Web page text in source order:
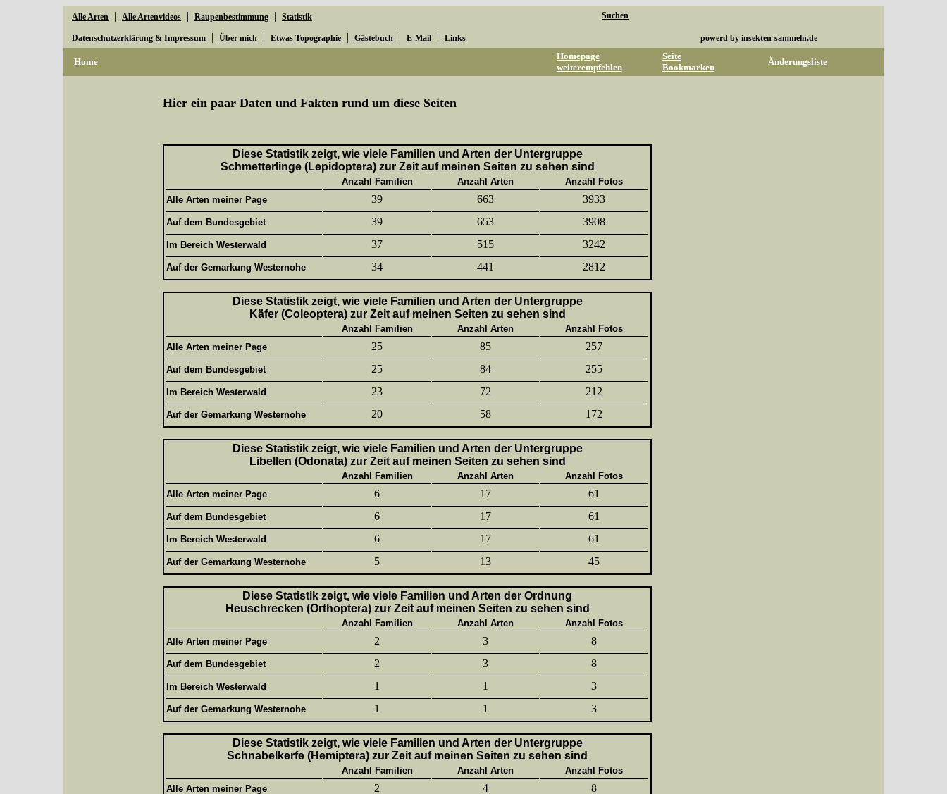
Alle Arten | Alle Artenvideos | Raupenbestimmung | Statistik Suchen
Datenschutzerklärung & Impressum | Über mich | Etwas Topographie | Gästebuch | E-Mail | Links powerd by insekten-sammeln.de
Home
Homepage
weiterempfehlen
Seite
Bookmarken
Änderungsliste
Hier ein paar Daten und Fakten rund um diese Seiten
Diese Statistik zeigt, wie viele Familien und Arten der Untergruppe
Schmetterlinge (Lepidoptera) zur Zeit auf meinen Seiten zu sehen sind
Anzahl Familien Anzahl Arten
Anzahl Fotos
Alle Arten meiner Page
39 663 3933
Auf dem Bundesgebiet 39 653 3908
Im Bereich Westerwald 37 515 3242
Auf der Gemarkung Westernohe 34 441 2812
Diese Statistik zeigt, wie viele Familien und Arten der Untergruppe
Käfer (Coleoptera) zur Zeit auf meinen Seiten zu sehen sind
Anzahl Familien Anzahl Arten
Anzahl Fotos
Alle Arten meiner Page
25 85 257
Auf dem Bundesgebiet 25 84 255
Im Bereich Westerwald 23 72 212
Auf der Gemarkung Westernohe 20 58 172
Diese Statistik zeigt, wie viele Familien und Arten der Untergruppe
Libellen (Odonata) zur Zeit auf meinen Seiten zu sehen sind
Anzahl Familien Anzahl Arten
Anzahl Fotos
Alle Arten meiner Page
6 17 61
Auf dem Bundesgebiet 6 17 61
Im Bereich Westerwald 6 17 61
Auf der Gemarkung Westernohe 5 13 45
Diese Statistik zeigt, wie viele Familien und Arten der Ordnung
Heuschrecken (Orthoptera) zur Zeit auf meinen Seiten zu sehen sind
Anzahl Familien Anzahl Arten
Anzahl Fotos
Alle Arten meiner Page
2 3 8
Auf dem Bundesgebiet 2 3 8
Im Bereich Westerwald 1 1 3
Auf der Gemarkung Westernohe 1 1 3
Diese Statistik zeigt, wie viele Familien und Arten der Untergruppe
Schnabelkerfe (Hemiptera) zur Zeit auf meinen Seiten zu sehen sind
Anzahl Familien Anzahl Arten
Anzahl Fotos
Alle Arten meiner Page
2 4 8